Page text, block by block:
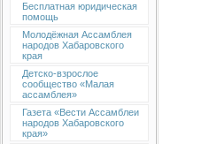
Бесплатная юридическая
помощь
Молодёжная Ассамблея
народов Хабаровского
края
Детско-взрослое
сообщество «Малая
ассамблея»
Газета «Вести Ассамблеи
народов Хабаровского
края»